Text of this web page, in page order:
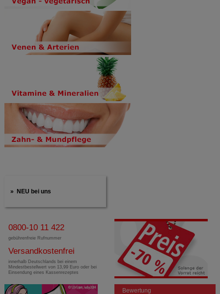
NEU bei uns
0800-10 11 422
gebührenfreie Rufnummer
Versandkostenfrei
innerhalb Deutschlands bei einem
Mindestbestellwert von 13,99 Euro oder bei
Einsendung eines Kassenrezeptes
Bewertung